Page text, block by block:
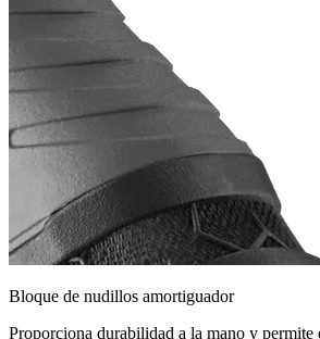
Bloque de nudillos amortiguador
Proporciona durabilidad a la mano y permite